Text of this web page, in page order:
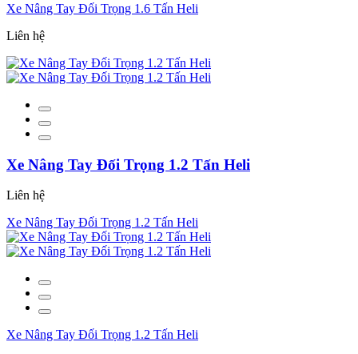
Xe Nâng Tay Đối Trọng 1.6 Tấn Heli
Liên hệ
Xe Nâng Tay Đối Trọng 1.2 Tấn Heli
Liên hệ
Xe Nâng Tay Đối Trọng 1.2 Tấn Heli
Xe Nâng Tay Đối Trọng 1.2 Tấn Heli